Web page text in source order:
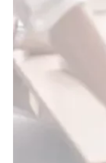
CLIENTES
Smart